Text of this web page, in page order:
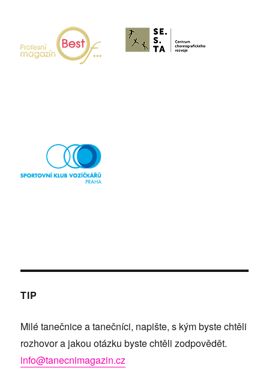
TIP
Milé tanečnice a tanečníci, napište, s kým byste chtěli
rozhovor a jakou otázku byste chtěli zodpovědět.
info@tanecnimagazin.cz